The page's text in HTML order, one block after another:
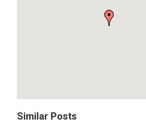
Similar Posts